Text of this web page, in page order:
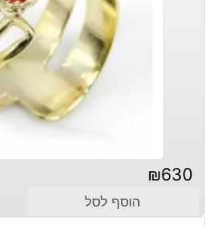
₪630
הוסף לסל